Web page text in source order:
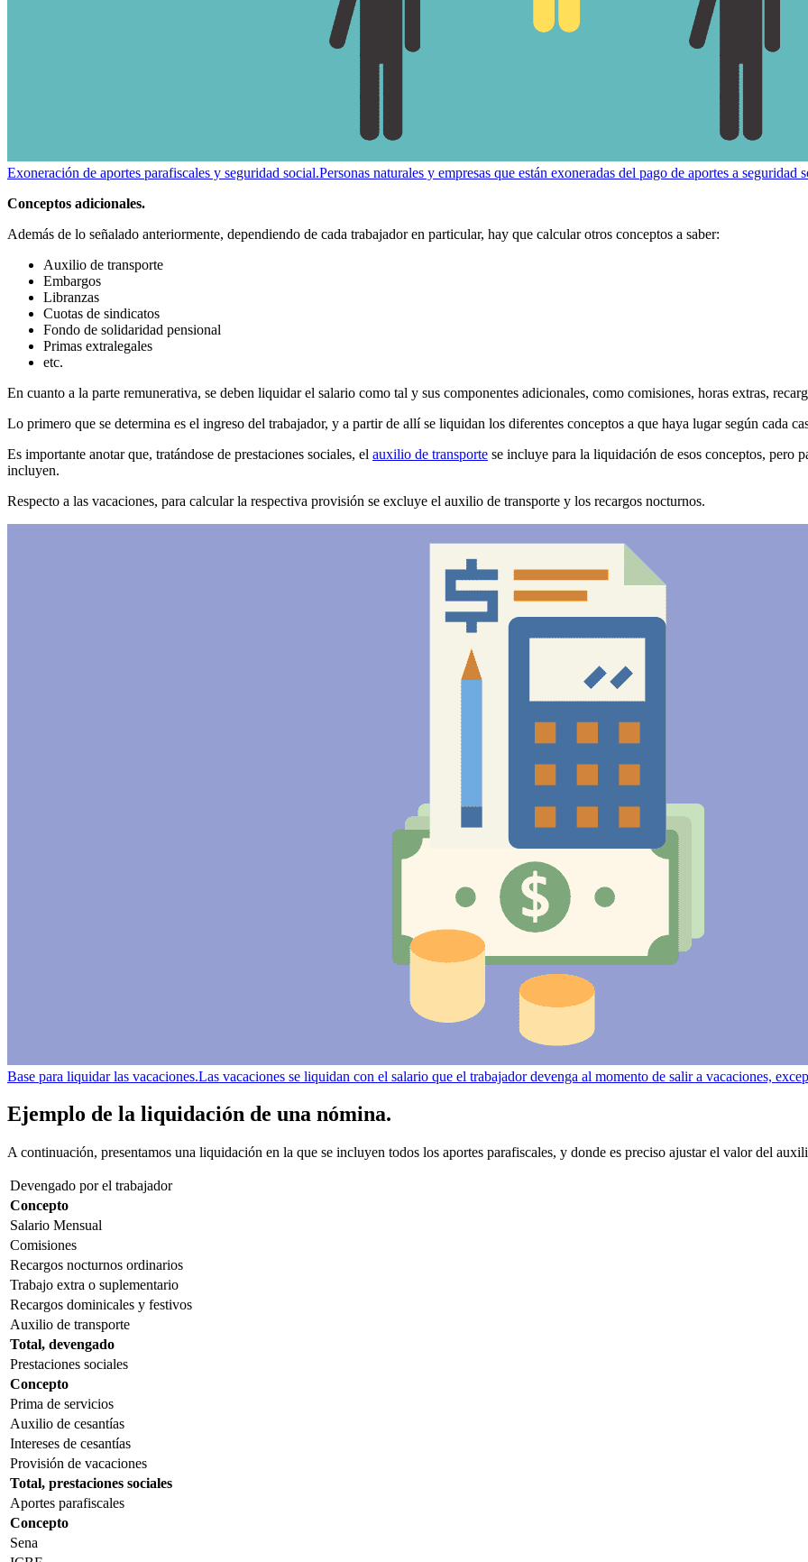
Exoneración de aportes parafiscales y seguridad social.Personas naturales y empresas que están exoneradas del pago de aportes a seguridad
Conceptos adicionales.
Además de lo señalado anteriormente, dependiendo de cada trabajador en particular, hay que calcular otros conceptos a saber:
Auxilio de transporte
Embargos
Libranzas
Cuotas de sindicatos
Fondo de solidaridad pensional
Primas extralegales
etc.
En cuanto a la parte remunerativa, se deben liquidar el salario como tal y sus componentes adicionales, como comisiones, horas extras,
Lo primero que se determina es el ingreso del trabajador, y a partir de allí se liquidan los diferentes conceptos a que haya lugar según cada
Es importante anotar que, tratándose de prestaciones sociales, el auxilio de transporte se incluye para la liquidación de esos conceptos, pero
incluyen.
Respecto a las vacaciones, para calcular la respectiva provisión se excluye el auxilio de transporte y los recargos nocturnos.
Base para liquidar las vacaciones.Las vacaciones se liquidan con el salario que el trabajador devenga al momento de salir a vacaciones,
Ejemplo de la liquidación de una nómina.
A continuación, presentamos una liquidación en la que se incluyen todos los aportes parafiscales, y donde es preciso ajustar el valor del
Devengado por el trabajador
Concepto
Salario Mensual
Comisiones
Recargos nocturnos ordinarios
Trabajo extra o suplementario
Recargos dominicales y festivos
Auxilio de transporte
Total, devengado
Prestaciones sociales
Concepto
Prima de servicios
Auxilio de cesantías
Intereses de cesantías
Provisión de vacaciones
Total, prestaciones sociales
Aportes parafiscales
Concepto
Sena